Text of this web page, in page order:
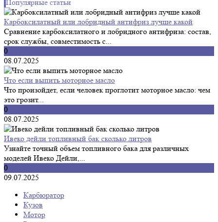
Популярные статьи
Карбоксилатный или лобридный антифриз лучше какой
Сравнение карбоксилатного и лобридного антифриза: состав,
срок службы, совместимость с...
0
08.07.2025
Что если выпить моторное масло
Что произойдет, если человек проглотит моторное масло: чем
это грозит...
0
08.07.2025
Ивеко дейли топливный бак сколько литров
Узнайте точный объем топливного бака для различных
моделей Ивеко Дейли,...
0
09.07.2025
Карбюратор
Кузов
Мотор